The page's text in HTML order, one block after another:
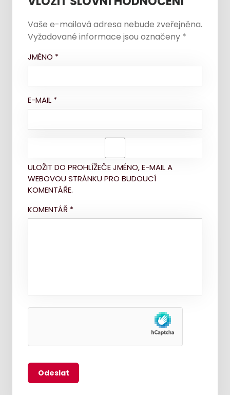
Vaše e-mailová adresa nebude zveřejněna.
Vyžadované informace jsou označeny *
JMÉNO *
E-MAIL *
ULOŽIT DO PROHLÍŽEČE JMÉNO, E-MAIL A
WEBOVOU STRÁNKU PRO BUDOUCÍ
KOMENTÁŘE.
KOMENTÁŘ *